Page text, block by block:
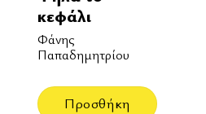
κεφάλι
Φάνης
Παπαδημητρίου
Προσθήκη